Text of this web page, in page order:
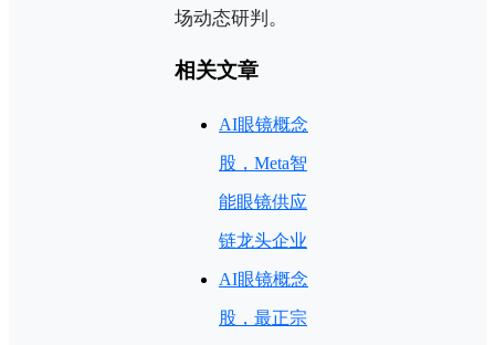
场动态研判。
相关文章
AI眼镜概念
股，Meta智
能眼镜供应
链龙头企业
AI眼镜概念
股，最正宗